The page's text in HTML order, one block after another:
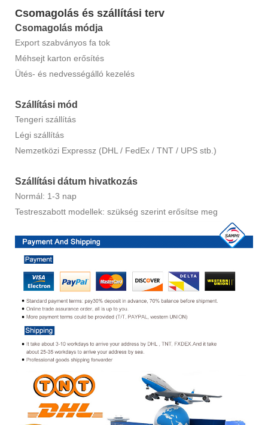
Csomagolás és szállítási terv
Csomagolás módja
Export szabványos fa tok
Méhsejt karton erősítés
Ütés- és nedvességálló kezelés
Szállítási mód
Tengeri szállítás
Légi szállítás
Nemzetközi Expressz (DHL / FedEx / TNT / UPS stb.)
Szállítási dátum hivatkozás
Normál: 1-3 nap
Testreszabott modellek: szükség szerint erősítse meg